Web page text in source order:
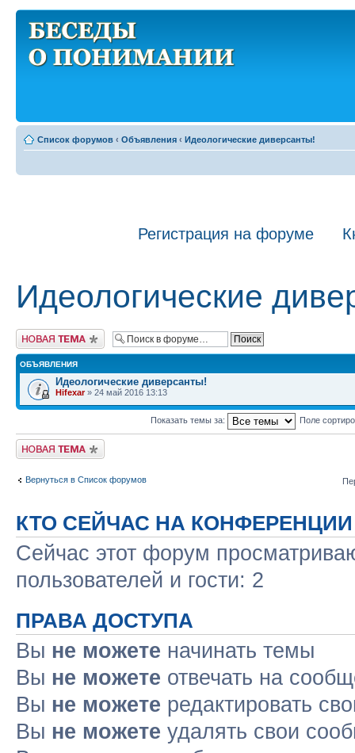
Список форумов ‹ Объявления ‹ Идеологические диверсанты!
Регистрация на форуме
Идеологические
Новая тема
ОБЪЯВЛЕНИЯ
Идеологические диверсанты!
Hifexar» 24 май 2016 13:13
Показать темы за: Поле
Новая тема
Вернуться в Список форумов
КТО СЕЙЧАС НА КОНФЕРЕНЦИИ
Сейчас этот форум
пользователей и гости: 2
ПРАВА ДОСТУПА
Вы не можете начинать темы
Вы не можете отвечать на
Вы не можете редактировать
Вы не можете удалять свои